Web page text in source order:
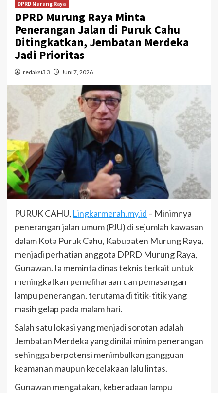
DPRD Murung Raya
DPRD Murung Raya Minta
Penerangan Jalan di Puruk Cahu
Ditingkatkan, Jembatan Merdeka
Jadi Prioritas
redaksi3 3 Juni 7, 2026
PURUK CAHU, Lingkarmerah.my.id – Minimnya
penerangan jalan umum (PJU) di sejumlah kawasan
dalam Kota Puruk Cahu, Kabupaten Murung Raya,
menjadi perhatian anggota DPRD Murung Raya,
Gunawan. Ia meminta dinas teknis terkait untuk
meningkatkan pemeliharaan dan pemasangan
lampu penerangan, terutama di titik-titik yang
masih gelap pada malam hari.
Salah satu lokasi yang menjadi sorotan adalah
Jembatan Merdeka yang dinilai minim penerangan
sehingga berpotensi menimbulkan gangguan
keamanan maupun kecelakaan lalu lintas.
Gunawan mengatakan, keberadaan lampu